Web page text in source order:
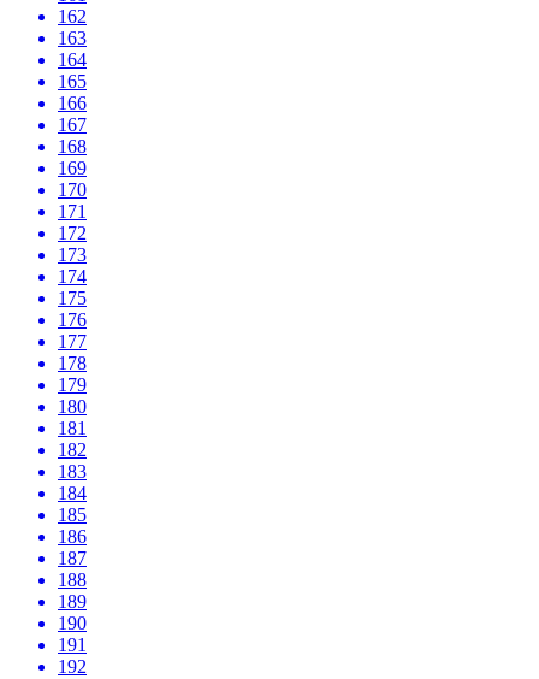
162
163
164
165
166
167
168
169
170
171
172
173
174
175
176
177
178
179
180
181
182
183
184
185
186
187
188
189
190
191
192